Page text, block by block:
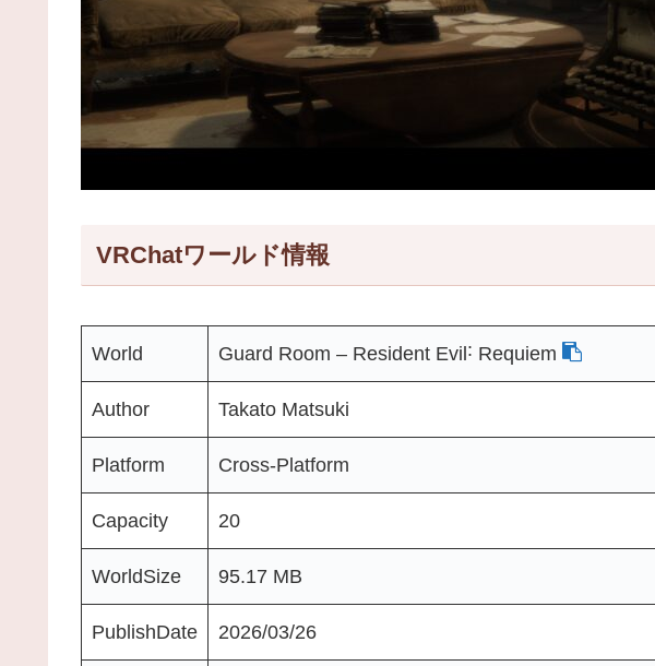
VRChatワールド情報
World Guard Room – Resident Evil˸ Requiem
Author Takato Matsuki
Platform Cross-Platform
Capacity 20
WorldSize 95.17 MB
PublishDate 2026/03/26